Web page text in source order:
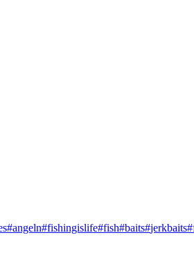
#angeln#fishingislife#fish#baits#jerkbaits#